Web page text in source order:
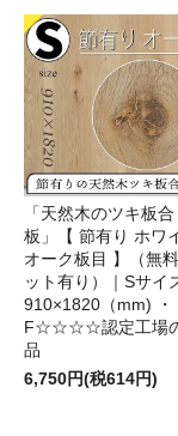
「天然木のツキ板合
板」【 節有り ホワ
オーク板目 】（無
ット有り）｜Sサイ
910×1820（mm) ・
F☆☆☆☆認定工場
品
6,750円(税614円)